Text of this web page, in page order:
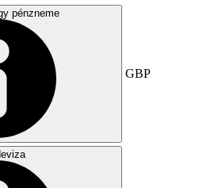
pénzneme
GBP